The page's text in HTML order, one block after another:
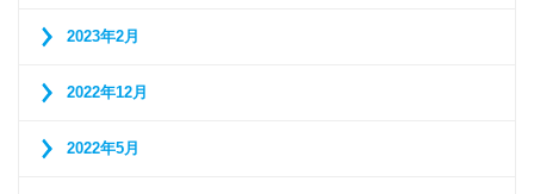
2023年2月
2022年12月
2022年5月